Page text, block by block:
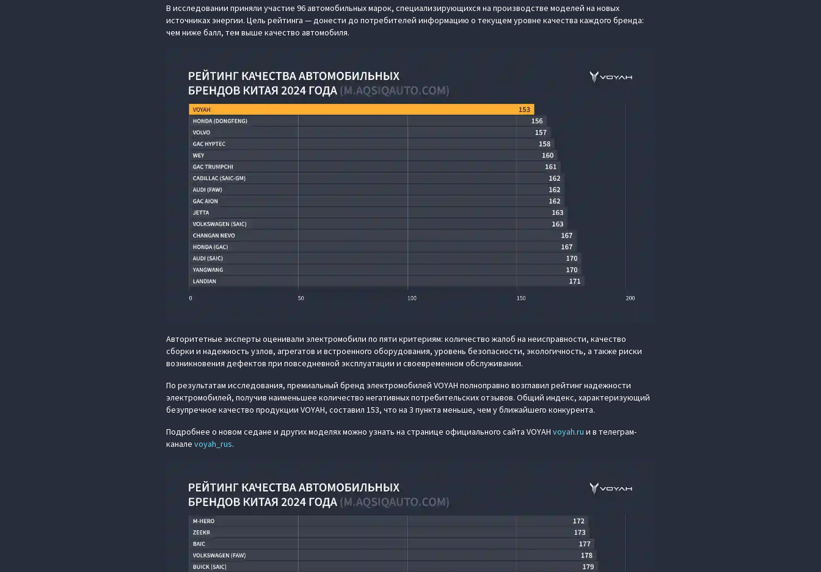
В исследовании приняли участие 96 автомобильных марок, специализирующихся на производстве моделей на новых
источниках энергии. Цель рейтинга — донести до потребителей информацию о текущем уровне качества каждого бренда:
чем ниже балл, тем выше качество автомобиля.
Авторитетные эксперты оценивали электромобили по пяти критериям: количество жалоб на неисправности, качество
сборки и надежность узлов, агрегатов и встроенного оборудования, уровень безопасности, экологичность, а также риски
возникновения дефектов при повседневной эксплуатации и своевременном обслуживании.
По результатам исследования, премиальный бренд электромобилей VOYAH полноправно возглавил рейтинг надежности
электромобилей, получив наименьшее количество негативных потребительских отзывов. Общий индекс, характеризующий
безупречное качество продукции VOYAH, составил 153, что на 3 пункта меньше, чем у ближайшего конкурента.
Подробнее о новом седане и других моделях можно узнать на странице официального сайта VOYAH voyah.ru и в телеграм-
канале voyah_rus.